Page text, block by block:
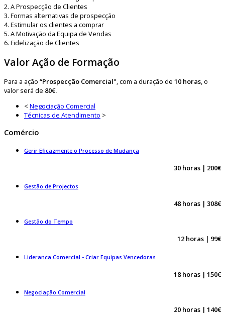
2. A Prospecção de Clientes
3. Formas alternativas de prospecção
4. Estimular os clientes a comprar
5. A Motivação da Equipa de Vendas
6. Fidelização de Clientes
Valor Ação de Formação
Para a ação “Prospecção Comercial", com a duração de 10 horas, o
valor será de 80€.
< Negociação Comercial
Técnicas de Atendimento >
Comércio
Gerir Eficazmente o Processo de Mudança
30 horas | 200€
Gestão de Projectos
48 horas | 308€
Gestão do Tempo
12 horas | 99€
Lideranca Comercial - Criar Equipas Vencedoras
18 horas | 150€
Negociação Comercial
20 horas | 140€